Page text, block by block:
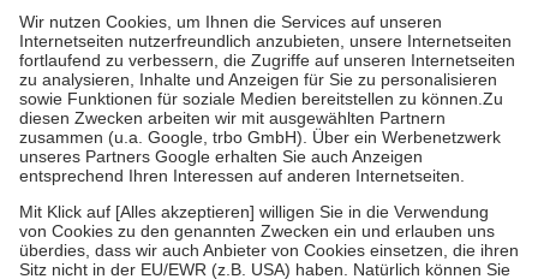
höchstens zehn Euro.
Es sind jedoch nie mehr als die tatsächlichen
Kosten der Leistung zu entrichten.
Diese Regeln gelten grundsätzlich auch für Online-Apotheken.
Bei Heilmitteln und häuslicher Krankenpflege beträgt die
Zuzahlung zehn Prozent der Kosten sowie zehn Euro je
Verordnung.
Um das Engagement der Versicherten für ihre eigene Gesundheit zu
stärken und die besondere Stellung der Familie zu unterstützen,
fallenkeine Zuzahlungenan bei:
• Kindern und Jugendlichen bis zum vollendeten 18. Lebensjahr
mit Ausnahme der Fahrkosten